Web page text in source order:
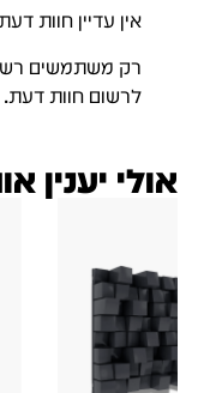
אין עדיין חוות
רק משתמשים
לרשום חוות דעת.
אולי יענין